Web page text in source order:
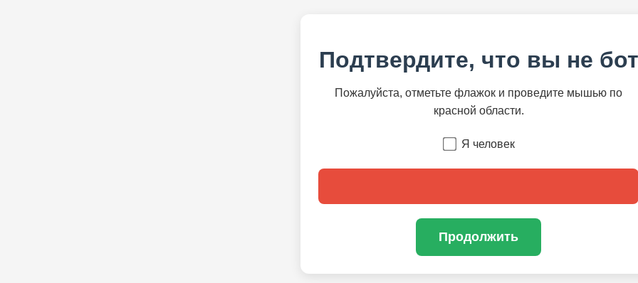
Подтвердите, что вы не бот
Пожалуйста, отметьте флажок и проведите мышью по
красной области.
Я человек
Продолжить